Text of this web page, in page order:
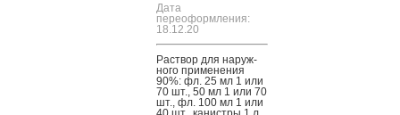
Дата
переоформления:
18.12.20
Рас­твор для на­руж­
но­го при­мене­ния
90%: фл. 25 мл 1 или
70 шт., 50 мл 1 или 70
шт., фл. 100 мл 1 или